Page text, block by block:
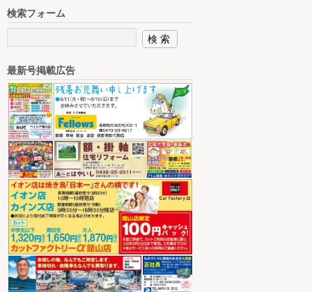
検索フォーム
最新号掲載広告